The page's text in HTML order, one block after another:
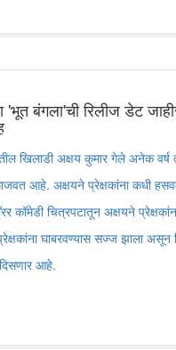
'भूत बंगला'ची रिलीज डेट
खिलाडी अक्षय कुमार गेले अनेक वर्ष
आहे. अक्षयने प्रेक्षकांना कधी
कॉमेडी चित्रपटातून अक्षयने
घाबरवण्यास सज्ज झाला असून
आहे.